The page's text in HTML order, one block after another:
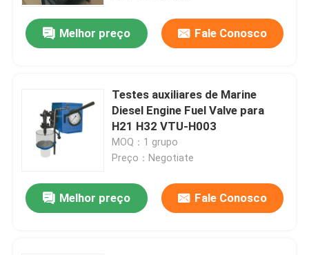
Dispositivo do teste da válvula do combustível
Cilindro hidráulico Jack
chaves de torque hidráulicas
Chave de torque pneumática
Melhor preço Fale Conosco
Testes auxiliares de Marine
Diesel Engine Fuel Valve para
H21 H32 VTU-H003
MOQ：1 grupo
Preço：Negotiate
Melhor preço Fale Conosco